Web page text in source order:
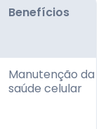
Benefícios
Manutenção da
saúde celular